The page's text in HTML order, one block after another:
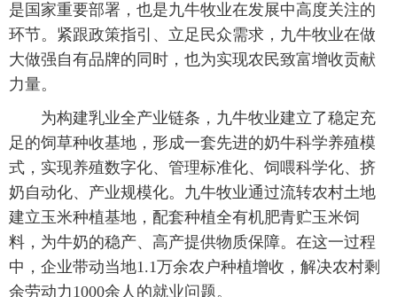
是国家重要部署，也是九牛牧业在发展中高度关注的
环节。紧跟政策指引、立足民众需求，九牛牧业在做
大做强自有品牌的同时，也为实现农民致富增收贡献
力量。
为构建乳业全产业链条，九牛牧业建立了稳定充
足的饲草种收基地，形成一套先进的奶牛科学养殖模
式，实现养殖数字化、管理标准化、饲喂科学化、挤
奶自动化、产业规模化。九牛牧业通过流转农村土地
建立玉米种植基地，配套种植全有机肥青贮玉米饲
料，为牛奶的稳产、高产提供物质保障。在这一过程
中，企业带动当地1.1万余农户种植增收，解决农村剩
余劳动力1000余人的就业问题。